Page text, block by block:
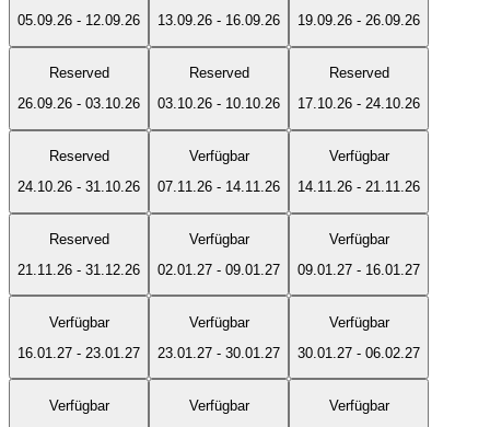
05.09.26 - 12.09.26
13.09.26 - 16.09.26
19.09.26 - 26.09.26
Reserved
26.09.26 - 03.10.26
Reserved
03.10.26 - 10.10.26
Reserved
17.10.26 - 24.10.26
Reserved
24.10.26 - 31.10.26
Verfügbar
07.11.26 - 14.11.26
Verfügbar
14.11.26 - 21.11.26
Reserved
21.11.26 - 31.12.26
Verfügbar
02.01.27 - 09.01.27
Verfügbar
09.01.27 - 16.01.27
Verfügbar
16.01.27 - 23.01.27
Verfügbar
23.01.27 - 30.01.27
Verfügbar
30.01.27 - 06.02.27
Verfügbar
Verfügbar
Verfügbar